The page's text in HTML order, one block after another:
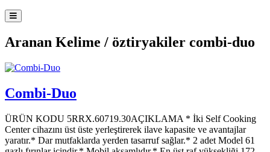
Aranan Kelime / öztiryakiler combi-duo
Combi-Duo
ÜRÜN KODU 5RRX.60719.30AÇIKLAMA * İki Self Cooking
Center cihazını üst üste yerleştirerek ilave kapasite ve avantajlar
yaratır.* Dar mutfaklarda yerden tasarruf sağlar.* 2 adet Model 61